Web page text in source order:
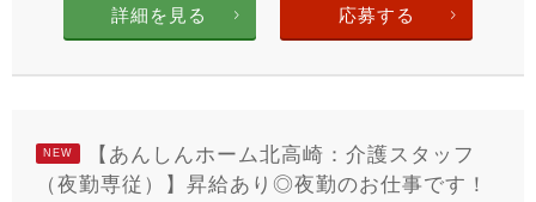
詳細を見る 応募する
NEW
【あんしんホーム北高崎：介護スタッフ
（夜勤専従）】昇給あり◎夜勤のお仕事です！